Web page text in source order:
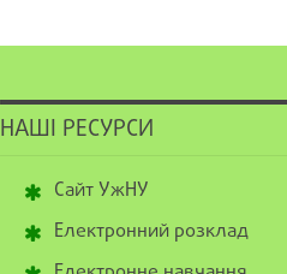
НАШІ РЕСУРСИ
Сайт УжНУ
Електронний розклад